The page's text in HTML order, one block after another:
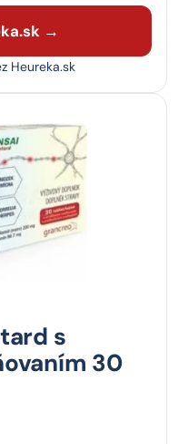
→
Heureka.sk
s
30